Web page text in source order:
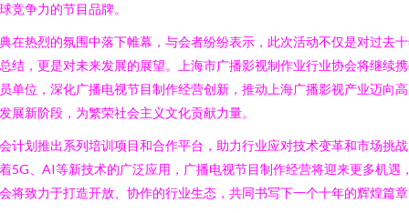
竞争力的节目品牌。
在热烈的氛围中落下帷幕，与会者纷纷表示，此次活动不仅是对过去
结，更是对未来发展的展望。上海市广播影视制作业行业协会将继续
单位，深化广播电视节目制作经营创新，推动上海广播影视产业迈向
展新阶段，为繁荣社会主义文化贡献力量。
计划推出系列培训项目和合作平台，助力行业应对技术变革和市场挑
5G、AI等新技术的广泛应用，广播电视节目制作经营将迎来更多机遇
将致力于打造开放、协作的行业生态，共同书写下一个十年的辉煌篇